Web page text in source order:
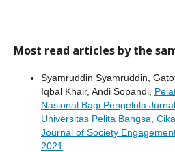
Most read articles by the
Syamruddin Syamruddin,
Iqbal Khair, Andi Sopandi,
Nasional Bagi Pengelola
Universitas Pelita Bangsa,
Journal of Society
2021